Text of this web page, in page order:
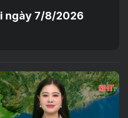
ngày 7/8/2026